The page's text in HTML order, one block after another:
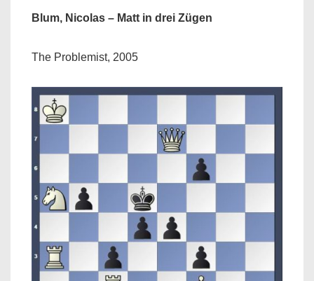
Blum, Nicolas – Matt in drei Zügen
The Problemist, 2005